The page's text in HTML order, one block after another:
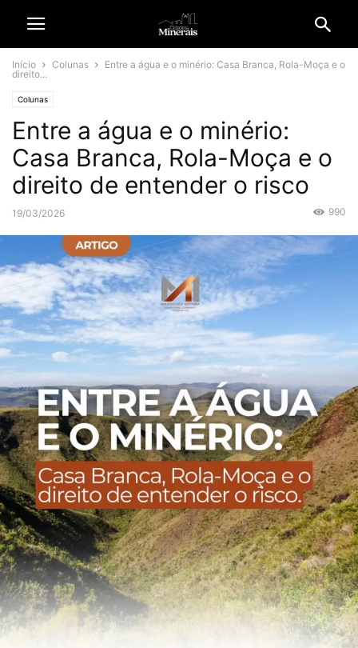
Início Colunas
Entre a água e o minério: Casa Branca, Rola-Moça e o
direito...
Colunas
Entre a água e o minério:
Casa Branca, Rola-Moça e o
direito de entender o risco
19/03/2026 990